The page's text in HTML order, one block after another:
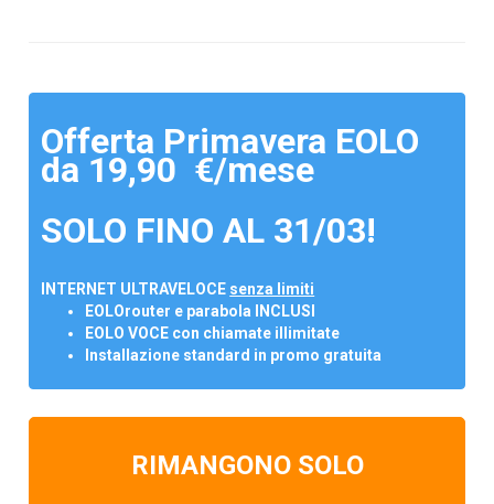
Offerta Primavera EOLO
da 19,90 €/mese
SOLO FINO AL 31/03!
INTERNET ULTRAVELOCE senza limiti
EOLOrouter e parabola INCLUSI
EOLO VOCE con chiamate illimitate
Installazione standard in promo gratuita
RIMANGONO SOLO